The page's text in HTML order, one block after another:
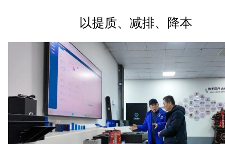
以提质、减排、降本